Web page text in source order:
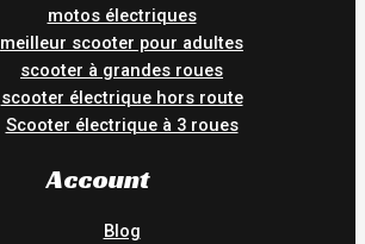
motos électriques
meilleur scooter pour adultes
scooter à grandes roues
scooter électrique hors route
Scooter électrique à 3 roues
Account
Blog